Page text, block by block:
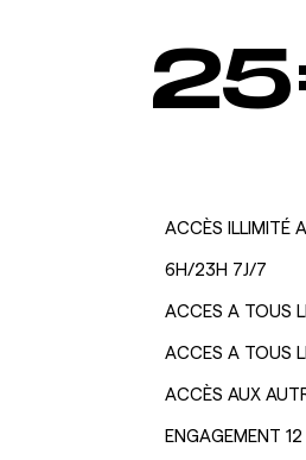
25
ACCÈS ILLIMITÉ
6H/23H 7J/7
ACCES A TOUS
ACCES A TOUS
ACCÈS AUX
ENGAGEMENT